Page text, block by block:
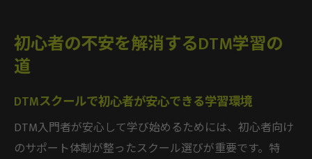
初心者の不安を解消するDTM学習の
道
DTMスクールで初心者が安心できる学習環境
DTM入門者が安心して学び始めるためには、初心者向け
のサポート体制が整ったスクール選びが重要です。特